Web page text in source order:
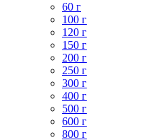
60 г
100 г
120 г
150 г
200 г
250 г
300 г
400 г
500 г
600 г
800 г